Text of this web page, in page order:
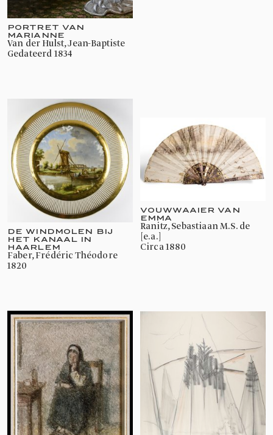
PORTRET VAN
MARIANNE
Van der Hulst, Jean-Baptiste
gedateerd 1834
DE WINDMOLEN BIJ
HET KANAAL IN
HAARLEM
Faber, Frédéric Théodore
1820
VOUWWAAIER VAN
EMMA
Ranitz, Sebastiaan M.S. de
[e.a.]
circa 1880